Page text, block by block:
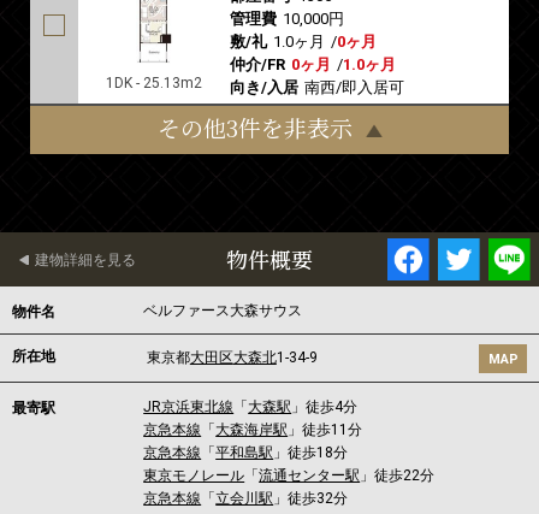
1DK - 25.13m2
管理費 10,000円
敷/礼 1.0ヶ月 /0ヶ月
仲介/FR 0ヶ月 /1.0ヶ月
向き/入居 南西/即入居可
その他3件を非表示
物件概要
建物詳細を見る
物件名 ベルファース大森サウス
所在地 東京都大田区大森北1-34-9 MAP
最寄駅 JR京浜東北線 「 大森駅 」徒歩4分
京急本線 「 大森海岸駅 」徒歩11分
京急本線 「平和島駅 」徒歩18分
東京モノレール 「流通センター駅 」徒歩22分
京急本線 「立会川駅 」徒歩32分